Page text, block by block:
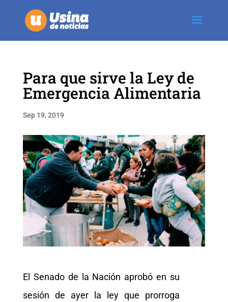
Para que sirve la Ley de
Emergencia Alimentaria
Sep 19, 2019
El Senado de la Nación aprobó en su
sesión de ayer la ley que prorroga